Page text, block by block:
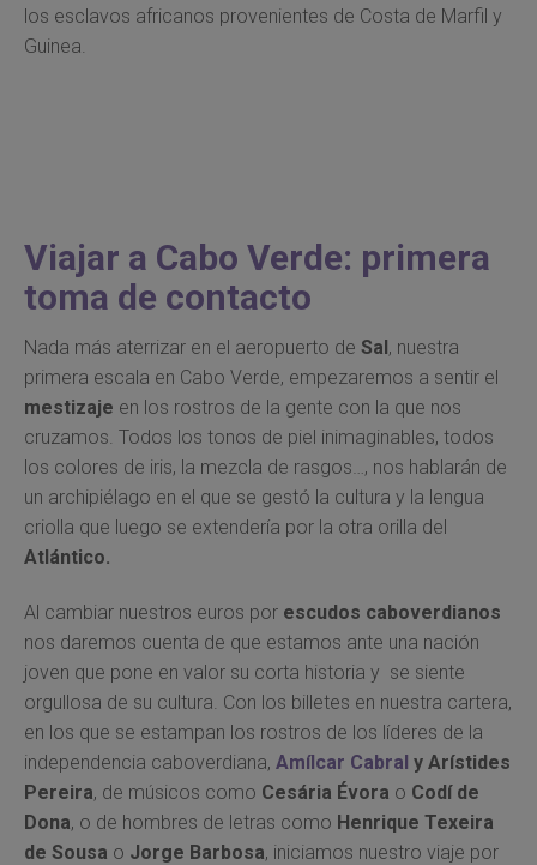
los esclavos africanos provenientes de Costa de Marfil y
Guinea.
Viajar a Cabo Verde: primera
toma de contacto
Nada más aterrizar en el aeropuerto de Sal , nuestra
primera escala en Cabo Verde, empezaremos a sentir el
mestizaje en los rostros de la gente con la que nos
cruzamos. Todos los tonos de piel inimaginables, todos
los colores de iris, la mezcla de rasgos…, nos hablarán de
un archipiélago en el que se gestó la cultura y la lengua
criolla que luego se extendería por la otra orilla del
Atlántico.
Al cambiar nuestros euros por escudos caboverdianos
nos daremos cuenta de que estamos ante una nación
joven que pone en valor su corta historia y se siente
orgullosa de su cultura. Con los billetes en nuestra cartera,
en los que se estampan los rostros de los líderes de la
independencia caboverdiana, Amílcar Cabral y Arístides
Pereira, de músicos como Cesária Évora o Codí de
Dona, o de hombres de letras como Henrique Texeira
de Sousa o Jorge Barbosa, iniciamos nuestro viaje por